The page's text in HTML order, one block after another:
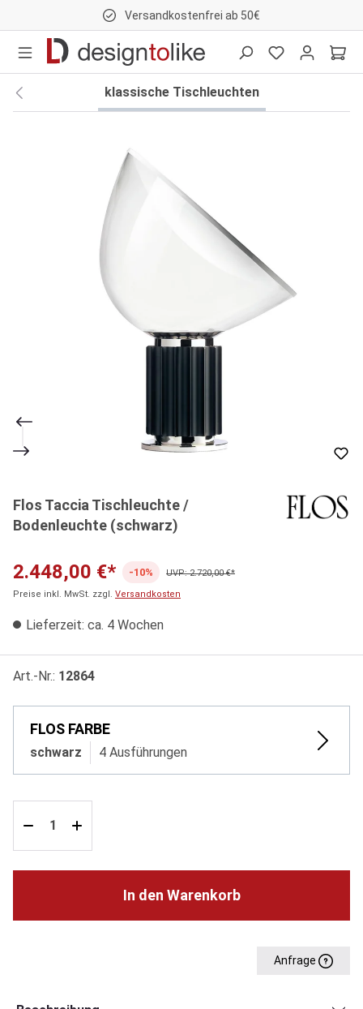
Versandkostenfrei ab 50€
klassische Tischleuchten
Flos Taccia Tischleuchte /
Bodenleuchte (schwarz)
2.448,00 €* -10%
UVP: 2.720,00 €*
Preise inkl. MwSt. zzgl. Versandkosten
Lieferzeit: ca. 4 Wochen
Art.-Nr.: 12864
FLOS FARBE
schwarz 4 Ausführungen
In den Warenkorb
Anfrage